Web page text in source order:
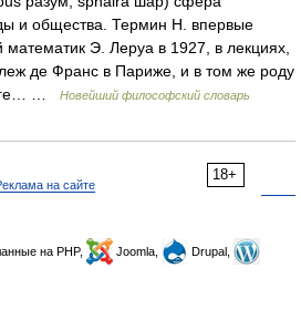
и общества. Термин Н. впервые
математик Э. Леруа в 1927, в лекциях,
де Франс в Париже, и в том же роду
…
Новейший философский словарь
18+
на сайте
на PHP, Joomla,
Drupal,